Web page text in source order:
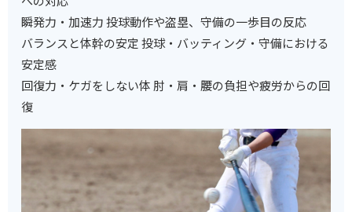
瞬発力・加速力 投球動作や盗塁、守備の一歩目の反応
バランスと体幹の安定 投球・バッティング・守備における
安定感
回復力・ケガをしない体 肘・肩・腰の負担や疲労からの回
復